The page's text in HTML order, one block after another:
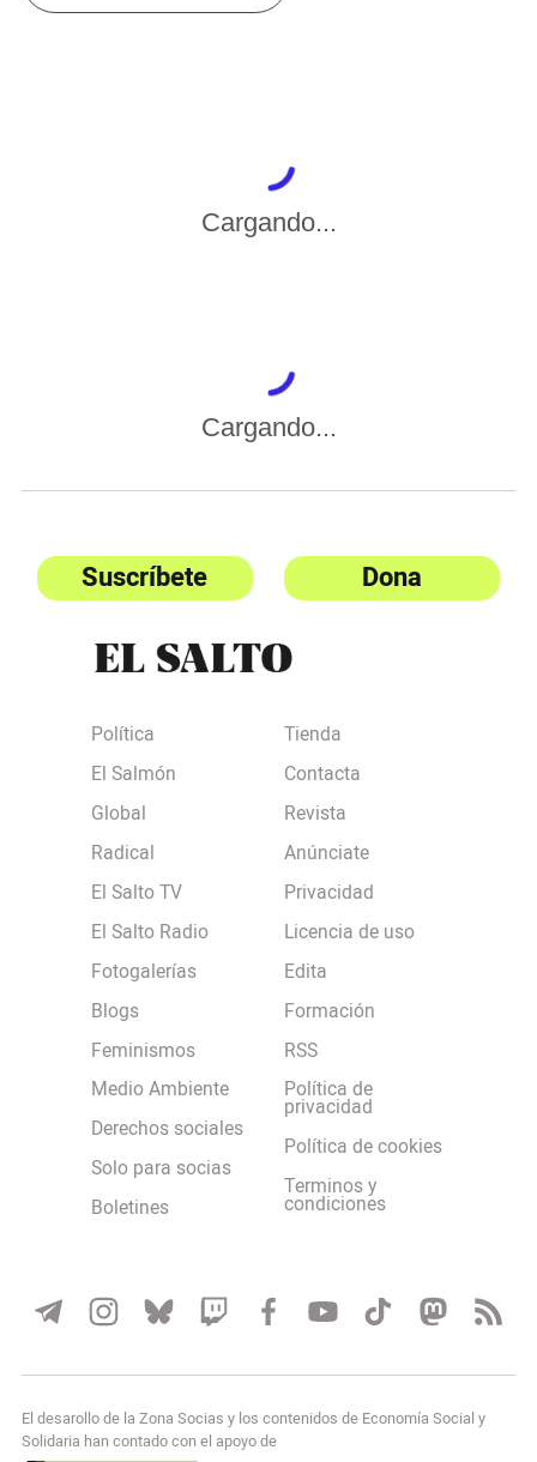
Cargando...
Cargando...
Suscríbete Dona
Política
El Salmón
Global
Radical
El Salto TV
El Salto Radio
Fotogalerías
Blogs
Feminismos
Medio Ambiente
Derechos sociales
Solo para socias
Boletines
Tienda
Contacta
Revista
Anúnciate
Privacidad
Licencia de uso
Edita
Formación
RSS
Política de
privacidad
Política de cookies
Terminos y
condiciones
El desarollo de la Zona Socias y los contenidos de Economía Social y
Solidaria han contado con el apoyo de